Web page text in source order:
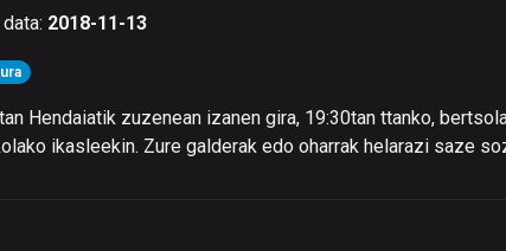
2018-11-13
Hendaiatik zuzenean izanen gira, 19:30tan ttanko,
ikasleekin. Zure galderak edo oharrak helarazi saze